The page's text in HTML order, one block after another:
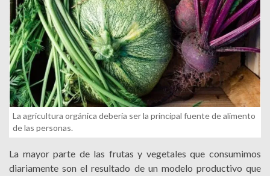
La agricultura orgánica debería ser la principal fuente de alimento
de las personas.
La mayor parte de las frutas y vegetales que consumimos
diariamente son el resultado de un modelo productivo que